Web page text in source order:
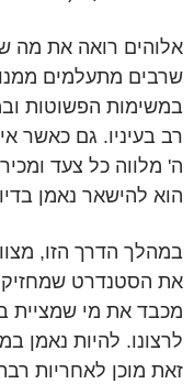
אלוהים רואה את מה
שרבים מתעלמים
במשימות הפשוטות
רב בעיניו. גם כאשר
ה' מלווה כל צעד
הוא להישאר נאמן
במהלך הדרך הזו,
את הסטנדרט שמחזיק
מכבד את מי שמציית
לרצונו. להיות נאמן
זאת מוכן לאחריות